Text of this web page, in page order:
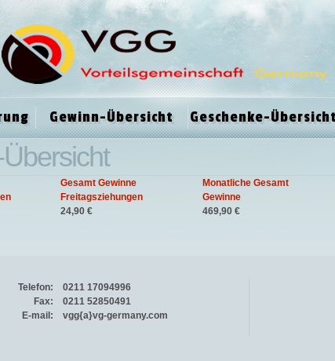
Gewinn-Übersicht Geschenke-Übersicht
Gesamt Gewinne
Freitagsziehungen
Monatliche Gesamt
Gewinne
24,90 € 469,90 €
Telefon:
0211 17094996
Fax:
0211 52850491
E-mail:
vgg{a}vg-germany.com